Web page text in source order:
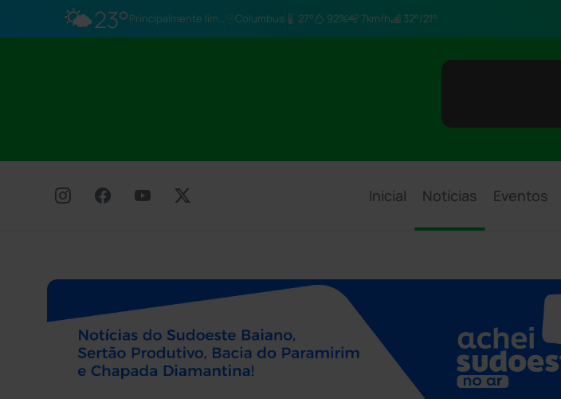
🌤️23° Principalmente limpo Columbus 27° 92% 7km/h 32°/21°
Inicial Notícias Eventos